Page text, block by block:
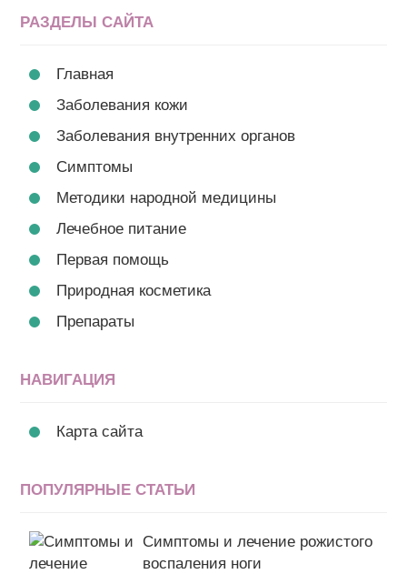
РАЗДЕЛЫ САЙТА
Главная
Заболевания кожи
Заболевания внутренних органов
Симптомы
Методики народной медицины
Лечебное питание
Первая помощь
Природная косметика
Препараты
НАВИГАЦИЯ
Карта сайта
ПОПУЛЯРНЫЕ СТАТЬИ
Симптомы и лечение рожистого
воспаления ноги